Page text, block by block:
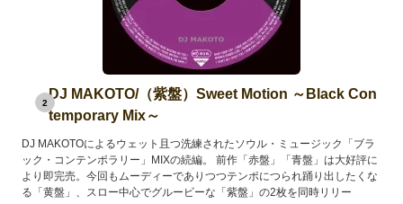
2
DJ MAKOTO/（紫盤）Sweet Motion ～Black Con
temporary Mix～
DJ MAKOTOによるウェット且つ洗練されたソウル・ミュージック「ブラ
ック・コンテンポラリー」MIXの続編。 前作「赤盤」「青盤」は大好評に
より即完売。今回もムーディーでありつつテンポにつられ踊り出したくな
る「黄盤」、スロー中心でグルービーな「紫盤」の2枚を同時リリー